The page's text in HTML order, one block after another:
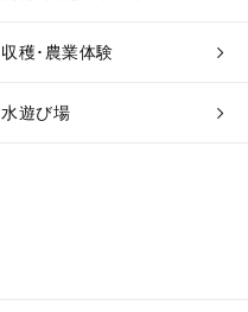
収穫･農業体験
水遊び場